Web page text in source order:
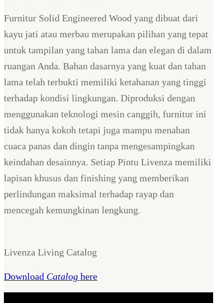
Furnitur Solid Engineered Wood yang dibuat dari
kayu jati atau merbau merupakan pilihan yang tepat
untuk tampilan yang tahan lama dan elegan di dalam
ruangan Anda. Bahan dasarnya yang kuat dan tahan
lama telah terbukti memiliki ketahanan yang tinggi
terhadap kondisi lingkungan. Diproduksi dengan
menggunakan teknologi mesin canggih, furnitur ini
tidak hanya kokoh tetapi juga mampu menahan
cuaca panas dan dingin tanpa mengesampingkan
keindahan desainnya. Setiap Pintu Livenza memiliki
lapisan khusus dan finishing yang memberikan
perlindungan maksimal terhadap rayap dan
mencegah kemungkinan lengkung.
Livenza Living Catalog
Download Catalog here